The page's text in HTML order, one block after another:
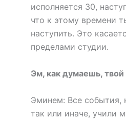
исполняется 30,
что к этому времени
наступить. Это
пределами студии.
Эм, как думаешь,
Эминем: Все события,
так или иначе, учили